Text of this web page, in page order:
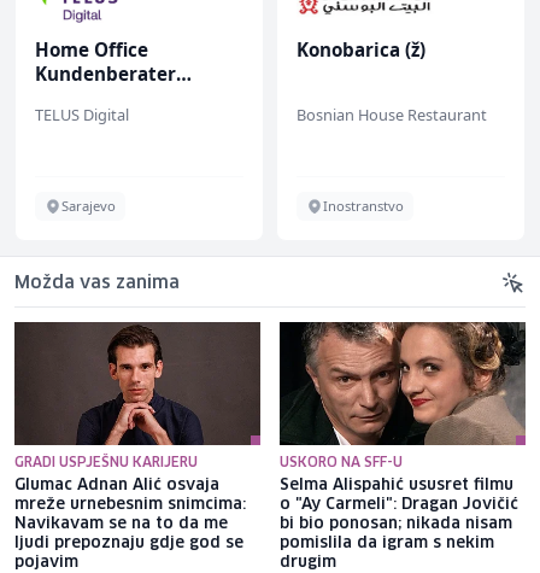
Home Office
Kundenberater
renommiertes
TELUS Digital
Sarajevo
Konobarica (ž)
Bosnian House Restaurant
Inostranstvo
Možda vas zanima
GRADI USPJEŠNU KARIJERU
Glumac Adnan Alić osvaja
mreže urnebesnim snimcima:
Navikavam se na to da me
ljudi prepoznaju gdje god se
pojavim
USKORO NA SFF-U
Selma Alispahić ususret filmu
o "Ay Carmeli": Dragan Jovičić
bi bio ponosan; nikada nisam
pomislila da igram s nekim
drugim